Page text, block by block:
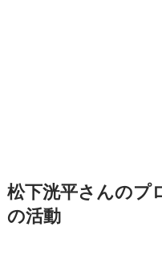
松下洸平さんのプ
の活動